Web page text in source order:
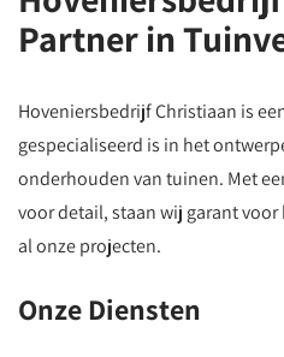
Partner in
Hoveniersbedrijf Christiaan is
gespecialiseerd is in het
onderhouden van tuinen. Met
voor detail, staan wij garant
al onze projecten.
Onze Diensten